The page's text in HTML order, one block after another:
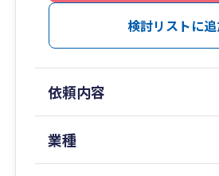
クラウド会計やAI・ITツールを
従来の会計事務所が行っていた
善】など、
お客様にとって本当に価値のあ
することに注力しています。
検討リストに
依頼内容
業種